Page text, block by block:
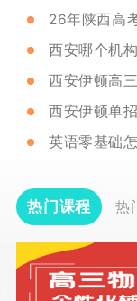
26年陕西高
西安哪个机
西安伊顿高
英语零基础
热门课程 热